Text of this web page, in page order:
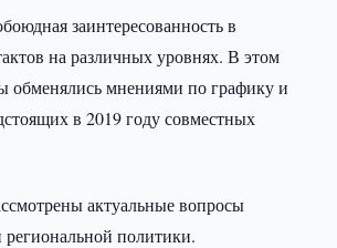
заинтересованность в
на различных уровнях. В этом
обменялись мнениями по графику и
в 2019 году совместных
актуальные вопросы
политики.